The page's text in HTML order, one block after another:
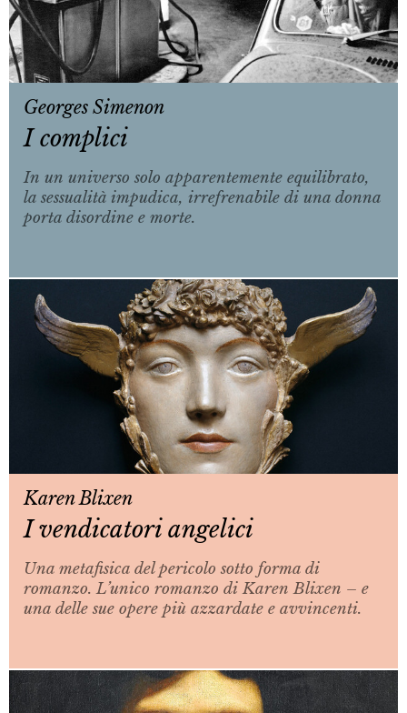
Georges Simenon
I complici
In un universo solo apparentemente equilibrato,
la sessualità impudica, irrefrenabile di una donna
porta disordine e morte.
Karen Blixen
I vendicatori angelici
Una metafisica del pericolo sotto forma di
romanzo. L’unico romanzo di Karen Blixen – e
una delle sue opere più azzardate e avvincenti.